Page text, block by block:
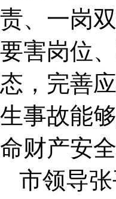
责、一岗
要害岗位
态，完善
生事故能
命财产安全
市领导